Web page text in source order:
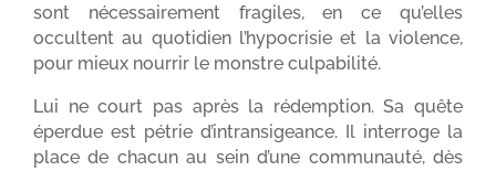
sont nécessairement fragiles, en ce qu’elles
occultent au quotidien l’hypocrisie et la violence,
pour mieux nourrir le monstre culpabilité.
Lui ne court pas après la rédemption. Sa quête
éperdue est pétrie d’intransigeance. Il interroge la
place de chacun au sein d’une communauté, dès